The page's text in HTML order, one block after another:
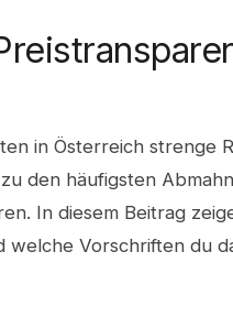
in Österreich strenge
den häufigsten
In diesem Beitrag
welche Vorschriften du